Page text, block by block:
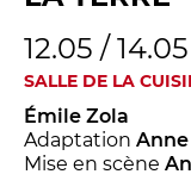
12.05 / 14.05
SALLE DE LA
Émile Zola
Adaptation
Mise en scène